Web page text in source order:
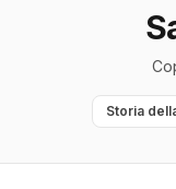
Storia